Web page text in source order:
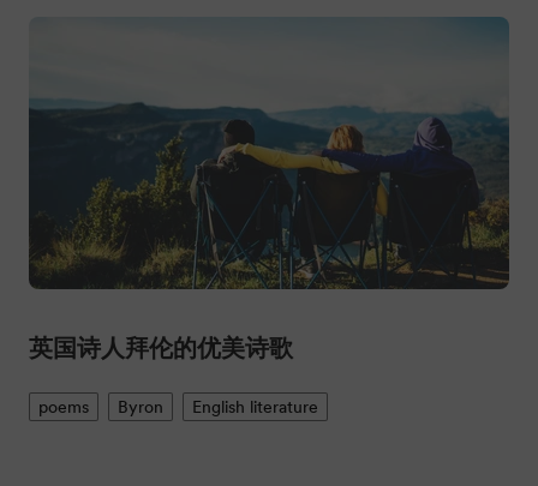
英国诗人拜伦的优美诗歌
poems Byron English literature